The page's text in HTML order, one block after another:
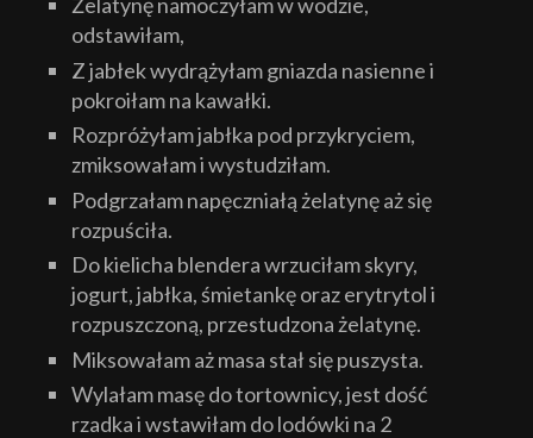
odstawiłam,
Z jabłek wydrążyłam gniazda nasienne i
pokroiłam na kawałki.
Rozpróżyłam jabłka pod przykryciem,
zmiksowałam i wystudziłam.
Podgrzałam napęczniałą żelatynę aż się
rozpuściła.
Do kielicha blendera wrzuciłam skyry,
jogurt, jabłka, śmietankę oraz erytrytol i
rozpuszczoną, przestudzona żelatynę.
Miksowałam aż masa stał się puszysta.
Wylałam masę do tortownicy, jest dość
rzadka i wstawiłam do lodówki na 2